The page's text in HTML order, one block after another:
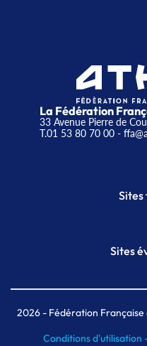
La Fédération
33 Avenue Pierre de
T.01 53 80 70 00-
Sites
Sites
Meeting
MAIF
2026- Fédération Française
Conditions d'utilisation